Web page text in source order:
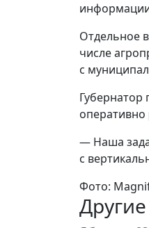
Отдельное
числе
с
оперативно
— Наша
с
Фото: